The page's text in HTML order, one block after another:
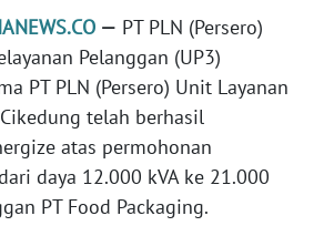
— PT PLN (Persero)
Pelanggan (UP3)
PT PLN (Persero) Unit Layanan
telah berhasil
atas permohonan
daya 12.000 kVA ke 21.000
PT Food Packaging.